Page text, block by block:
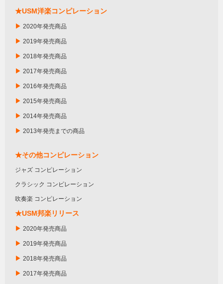
★USM洋楽コンピレーション
▶ 2020年発売商品
▶ 2019年発売商品
▶ 2018年発売商品
▶ 2017年発売商品
▶ 2016年発売商品
▶ 2015年発売商品
▶ 2014年発売商品
▶ 2013年発売までの商品
★その他コンピレーション
ジャズ コンピレーション
クラシック コンピレーション
吹奏楽 コンピレーション
★USM邦楽リリース
▶ 2020年発売商品
▶ 2019年発売商品
▶ 2018年発売商品
▶ 2017年発売商品